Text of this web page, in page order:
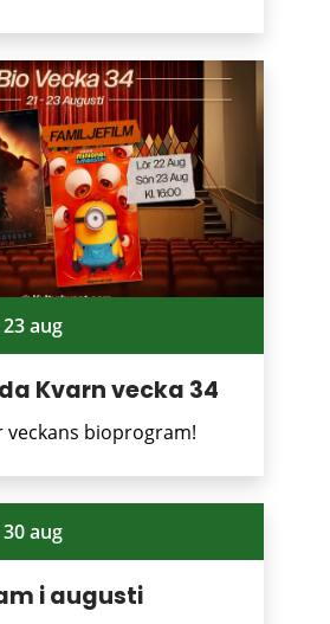
aug
Kvarn vecka 34
veckans bioprogram!
aug
i augusti